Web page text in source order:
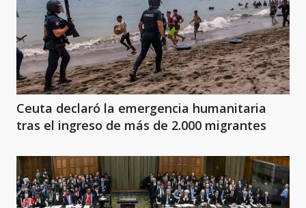
Ceuta declaró la emergencia humanitaria
tras el ingreso de más de 2.000 migrantes